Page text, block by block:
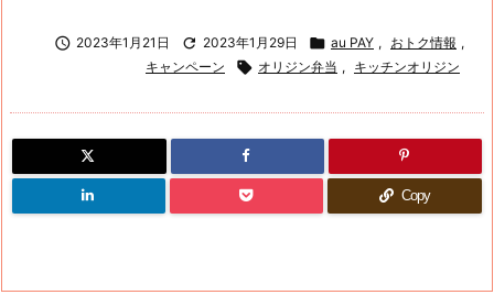
 2023年1月21日  2023年1月29日  au PAY , おトク情報 ,
キャンペーン
 オリジン弁当 , キッチンオリジン
Copy